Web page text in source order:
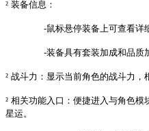
² 装备信息：
-鼠标悬停装备上可查看详
-装备具有套装加成和品质
² 战斗力：显示当前角色的战斗力，
² 相关功能入口：便捷进入与角色模
星运。